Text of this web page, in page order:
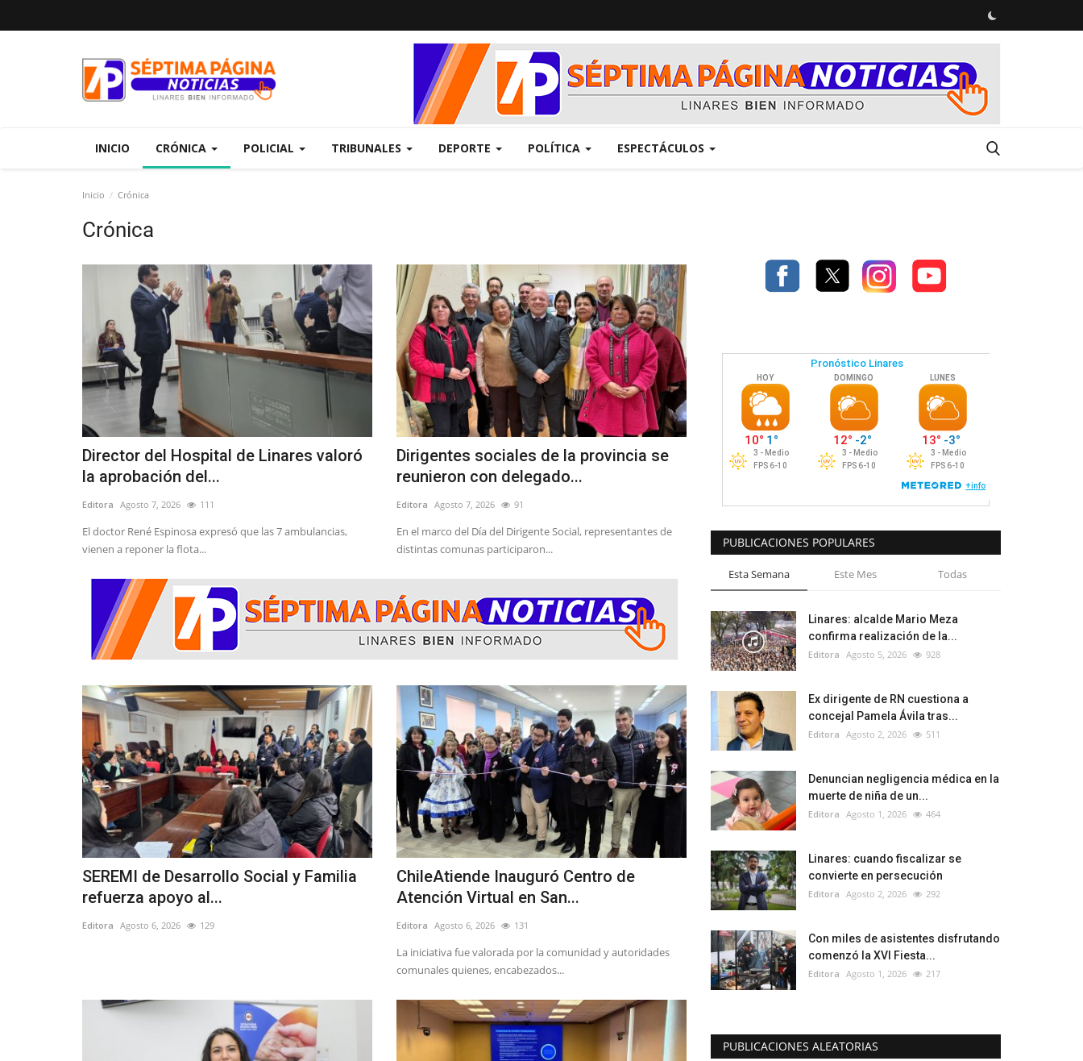
INICIO CRÓNICA POLICIAL TRIBUNALES DEPORTE POLÍTICA ESPECTÁCULOS
Inicio Crónica
Crónica
Director del Hospital de Linares valoró
la aprobación del...
Editora Agosto 7, 2026 111
El doctor René Espinosa expresó que las 7 ambulancias,
vienen a reponer la flota...
Dirigentes sociales de la provincia se
reunieron con delegado...
Editora Agosto 7, 2026 91
En el marco del Día del Dirigente Social, representantes de
distintas comunas participaron...
SEREMI de Desarrollo Social y Familia
refuerza apoyo al...
Editora Agosto 6, 2026 129
ChileAtiende Inauguró Centro de
Atención Virtual en San...
Editora Agosto 6, 2026 131
La iniciativa fue valorada por la comunidad y autoridades
comunales quienes, encabezados...
PUBLICACIONES POPULARES
Esta Semana Este Mes Todas
Linares: alcalde Mario Meza
confirma realización de la...
Editora Agosto 5, 2026 928
Ex dirigente de RN cuestiona a
concejal Pamela Ávila tras...
Editora Agosto 2, 2026 511
Denuncian negligencia médica en la
muerte de niña de un...
Editora Agosto 1, 2026 464
Linares: cuando fiscalizar se
convierte en persecución
Editora Agosto 2, 2026 292
Con miles de asistentes disfrutando
comenzó la XVI Fiesta...
Editora Agosto 1, 2026 217
PUBLICACIONES ALEATORIAS